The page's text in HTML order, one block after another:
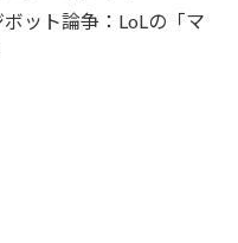
ット論争：LoLの「マ